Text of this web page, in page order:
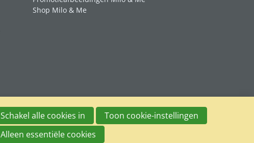
Shop Milo & Me
Schakel alle cookies in
Toon cookie-instellingen
Alleen essentiële cookies